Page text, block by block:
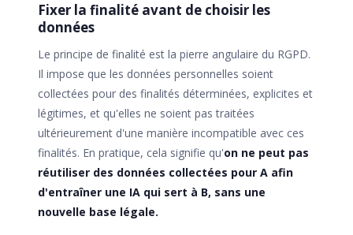
Fixer la finalité avant de choisir les
données
Le principe de finalité est la pierre angulaire du RGPD.
Il impose que les données personnelles soient
collectées pour des finalités déterminées, explicites et
légitimes, et qu'elles ne soient pas traitées
ultérieurement d'une manière incompatible avec ces
finalités. En pratique, cela signifie qu'on ne peut pas
réutiliser des données collectées pour A afin
d'entraîner une IA qui sert à B, sans une
nouvelle base légale.